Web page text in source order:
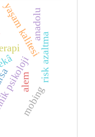
yaşam kalitesi
alem risk azaltma
mobing
anadolu